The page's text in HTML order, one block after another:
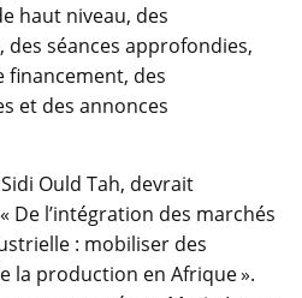
haut niveau, des
séances approfondies,
financement, des
et des annonces
Ould Tah, devrait
De l’intégration des marchés
: mobiliser des
la production en Afrique ».